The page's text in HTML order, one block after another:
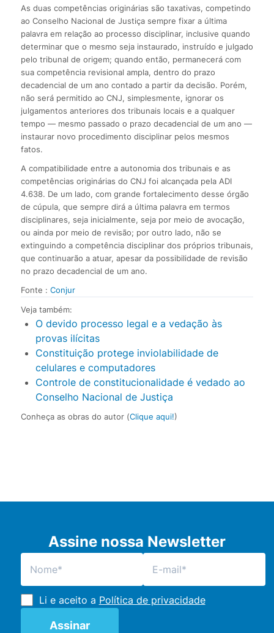
As duas competências originárias são taxativas, competindo
ao Conselho Nacional de Justiça sempre fixar a última
palavra em relação ao processo disciplinar, inclusive quando
determinar que o mesmo seja instaurado, instruído e julgado
pelo tribunal de origem; quando então, permanecerá com
sua competência revisional ampla, dentro do prazo
decadencial de um ano contado a partir da decisão. Porém,
não será permitido ao CNJ, simplesmente, ignorar os
julgamentos anteriores dos tribunais locais e a qualquer
tempo — mesmo passado o prazo decadencial de um ano —
instaurar novo procedimento disciplinar pelos mesmos
fatos.
A compatibilidade entre a autonomia dos tribunais e as
competências originárias do CNJ foi alcançada pela ADI
4.638. De um lado, com grande fortalecimento desse órgão
de cúpula, que sempre dirá a última palavra em termos
disciplinares, seja inicialmente, seja por meio de avocação,
ou ainda por meio de revisão; por outro lado, não se
extinguindo a competência disciplinar dos próprios tribunais,
que continuarão a atuar, apesar da possibilidade de revisão
no prazo decadencial de um ano.
Fonte : Conjur
Veja também:
O devido processo legal e a vedação às
provas ilícitas
Constituição protege inviolabilidade de
celulares e computadores
Controle de constitucionalidade é vedado ao
Conselho Nacional de Justiça
Conheça as obras do autor (Clique aqui!)
Assine nossa Newsletter
Li e aceito a Política de privacidade